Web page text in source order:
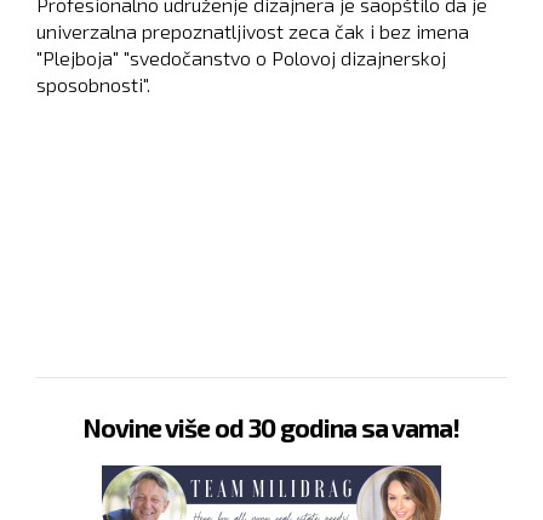
univerzalna prepoznatljivost zeca čak i bez imena
"Plejboja" "svedočanstvo o Polovoj dizajnerskoj
sposobnosti".
Novine više od 30 godina sa vama!